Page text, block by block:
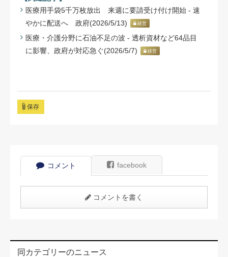
医療用手袋5千万枚放出 来週に要請受け付け開始 - 速
やかに配送へ 政府(2026/5/13)
経営
医療・介護分野に石油不足の波 - 透析資材など64品目
に影響、政府が対応急ぐ(2026/5/7)
経営
保存
コメント facebook
コメントを書く
同カテゴリーのニュース